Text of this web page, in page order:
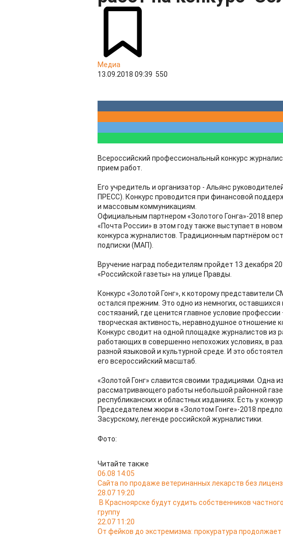
Медиа
13.09.2018 09:39 550
Всероссийский профессиональный конкурс
прием работ.
Его учредитель и организатор - Альянс
ПРЕСС). Конкурс проводится при финансовой
и массовым коммуникациям.
Официальным партнером «Золотого Гонга»-2018
«Почта России» в этом году также выступает в
конкурса журналистов. Традиционным партнёром
подписки (МАП).
Вручение наград победителям пройдет 13 декабря
«Российской газеты» на улице Правды.
Конкурс «Золотой Гонг», к которому представители
остался прежним. Это одно из немногих,
состязаний, где ценится главное условие
творческая активность, неравнодушное отношение
Конкурс сводит на одной площадке журналистов из
работающих в совершенно непохожих условиях, в
разной языковой и культурной среде. И это
его всероссийский масштаб.
«Золотой Гонг» славится своими традициями. Одна
рассматривающего работы небольшой районной
республиканских и областных изданиях. Есть у
Председателем жюри в «Золотом Гонге»-2018
Засурскому, легенде российской журналистики.
Фото:
Читайте также
06.08 14:05
Сайта по продаже ветеринанных лекарств без
28.07 19:20
В Красноярске будут судить собственников
группу
22.07 11:20
От фейков до экстремизма: прокуратура